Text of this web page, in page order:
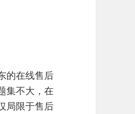
的在线售后
集不大，在
局限于售后